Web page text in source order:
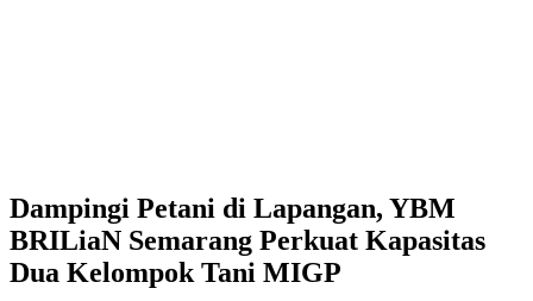
Dampingi Petani di Lapangan, YBM
BRILiaN Semarang Perkuat Kapasitas
Dua Kelompok Tani MIGP